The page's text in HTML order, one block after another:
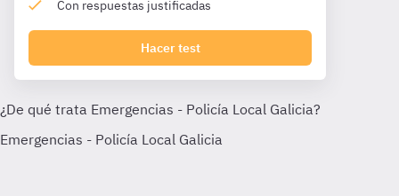
Con respuestas justificadas
Hacer test